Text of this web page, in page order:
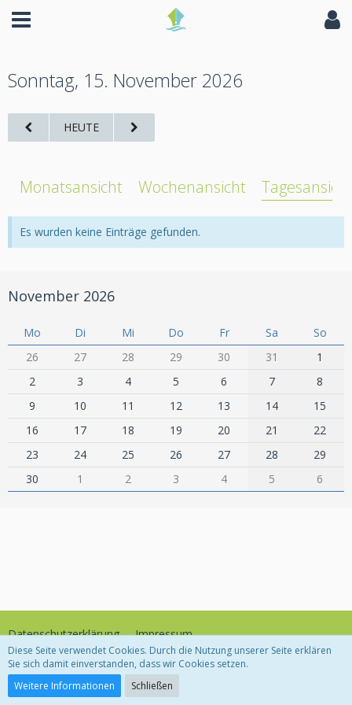
Sonntag, 15. November 2026
HEUTE
Monatsansicht Wochenansicht Tagesansicht
Es wurden keine Einträge gefunden.
November 2026
Mo Di Mi Do Fr Sa
So
26
27 28 29 30 31
1
2
3 4 5 6 7
8
9
10 11 12 13 14
15
16
17 18 19 20 21
22
23
24 25 26 27 28
29
30
1 2 3 4 5 6
Datenschutzerklärung Impressum
Community-Software:
Diese Seite verwendet Cookies. Durch die Nutzung unserer Seite erklären
Sie sich damit einverstanden, dass wir Cookies setzen.
Weitere Informationen
Schließen